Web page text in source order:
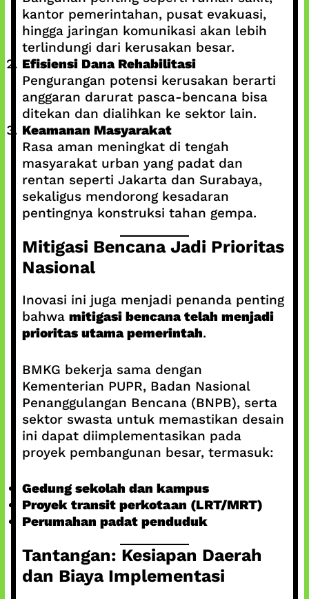
kantor pemerintahan, pusat evakuasi,
hingga jaringan komunikasi akan lebih
terlindungi dari kerusakan besar.
Efisiensi Dana Rehabilitasi
Pengurangan potensi kerusakan berarti
anggaran darurat pasca-bencana bisa
ditekan dan dialihkan ke sektor lain.
Keamanan Masyarakat
Rasa aman meningkat di tengah
masyarakat urban yang padat dan
rentan seperti Jakarta dan Surabaya,
sekaligus mendorong kesadaran
pentingnya konstruksi tahan gempa.
Mitigasi Bencana Jadi Prioritas
Nasional
Inovasi ini juga menjadi penanda penting
bahwa mitigasi bencana telah menjadi
prioritas utama pemerintah.
BMKG bekerja sama dengan
Kementerian PUPR, Badan Nasional
Penanggulangan Bencana (BNPB), serta
sektor swasta untuk memastikan desain
ini dapat diimplementasikan pada
proyek pembangunan besar, termasuk:
Gedung sekolah dan kampus
Proyek transit perkotaan (LRT/MRT)
Perumahan padat penduduk
Tantangan: Kesiapan Daerah
dan Biaya Implementasi